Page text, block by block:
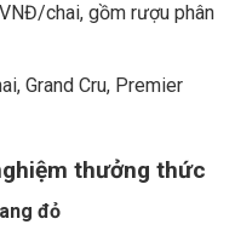
chai, gồm rượu phân
Grand Cru, Premier
thưởng thức
đỏ